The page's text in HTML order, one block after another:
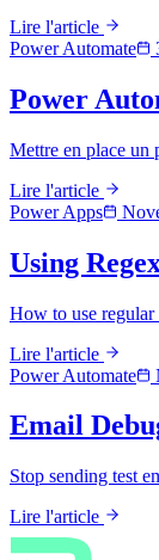
Lire l'article
Power Automate
Power
Mettre en place un
Lire l'article
Power Apps
Using
How to use
Lire l'article
Power Automate
Email
Stop sending test
Lire l'article